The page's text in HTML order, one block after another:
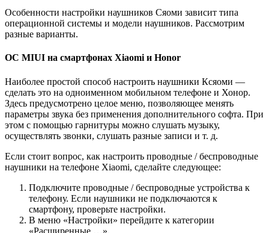
Особенности настройки наушников Сяоми зависит типа
операционной системы и модели наушников. Рассмотрим
разные варианты.
ОС MIUI на смартфонах Xiaomi и Honor
Наиболее простой способ настроить наушники Ксяоми —
сделать это на одноименном мобильном телефоне и Хонор.
Здесь предусмотрено целое меню, позволяющее менять
параметры звука без применения дополнительного софта. При
этом с помощью гарнитуры можно слушать музыку,
осуществлять звонки, слушать разные записи и т. д.
Если стоит вопрос, как настроить проводные / беспроводные
наушники на телефоне Xiaomi, сделайте следующее:
Подключите проводные / беспроводные устройства к
телефону. Если наушники не подключаются к
смартфону, проверьте настройки.
В меню «Настройки» перейдите к категории
«Расширенные …».